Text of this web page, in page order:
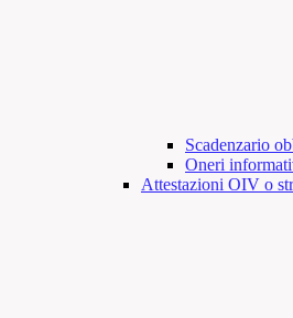
Scadenzario
Oneri
Attestazioni OIV o